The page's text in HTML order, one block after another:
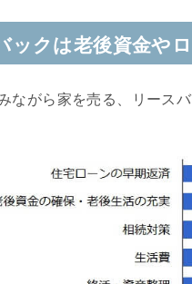
ックは老後資金や
ながら家を売る、リース